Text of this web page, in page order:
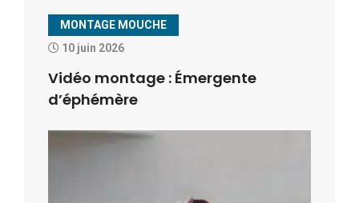
MONTAGE MOUCHE
10 juin 2026
Vidéo montage : Émergente
d’éphémère